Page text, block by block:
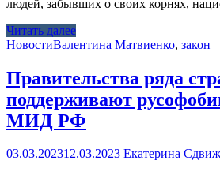
людей, забывших о своих корнях,
Читать далее
НовостиВалентина Матвиенко, закон
Правительства ряда
поддерживают
МИД РФ
03.03.202312.03.2023 Екатерина